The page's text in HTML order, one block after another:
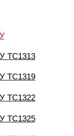
ТС1313
ТС1319
ТС1322
ТС1325